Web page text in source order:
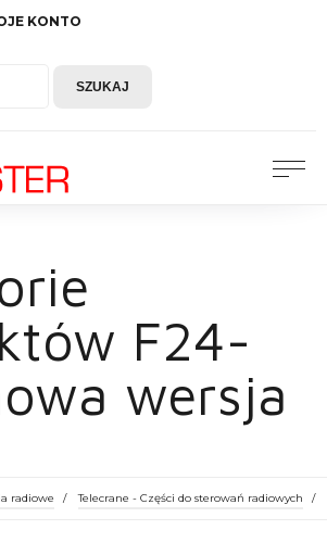
KONTO
SZUKAJ
F24-
wersja
radiowe / Telecrane - Części do sterowań radiowych /